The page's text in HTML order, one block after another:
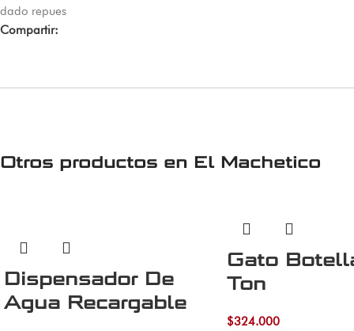
dado repues
Compartir:
Otros productos en El Machetico
Dispensador De
Agua Recargable
Gato
Ton
$324.000